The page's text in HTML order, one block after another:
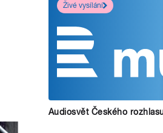
Živé vysílání
Audiosvět Českého